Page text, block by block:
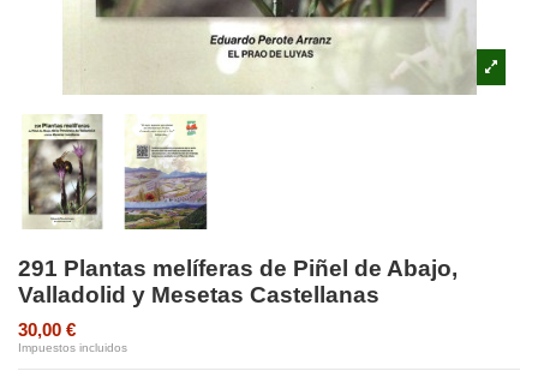
291 Plantas melíferas de Piñel de Abajo,
Valladolid y Mesetas Castellanas
30,00 €
Impuestos incluidos